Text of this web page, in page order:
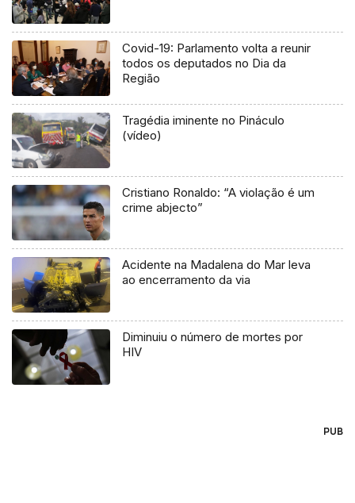
Covid-19: Parlamento volta a reunir
todos os deputados no Dia da
Região
Tragédia iminente no Pináculo
(vídeo)
Cristiano Ronaldo: “A violação é um
crime abjecto”
Acidente na Madalena do Mar leva
ao encerramento da via
Diminuiu o número de mortes por
HIV
PUB